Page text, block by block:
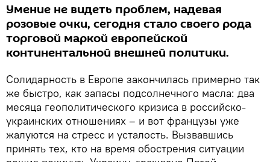
Умение не видеть проблем, надевая
розовые очки, сегодня стало своего рода
торговой маркой европейской
континентальной внешней политики.
Солидарность в Европе закончилась примерно так
же быстро, как запасы подсолнечного масла: два
месяца геополитического кризиса в российско-
украинских отношениях – и вот французы уже
жалуются на стресс и усталость. Вызвавшись
принять тех, кто на время обострения ситуации